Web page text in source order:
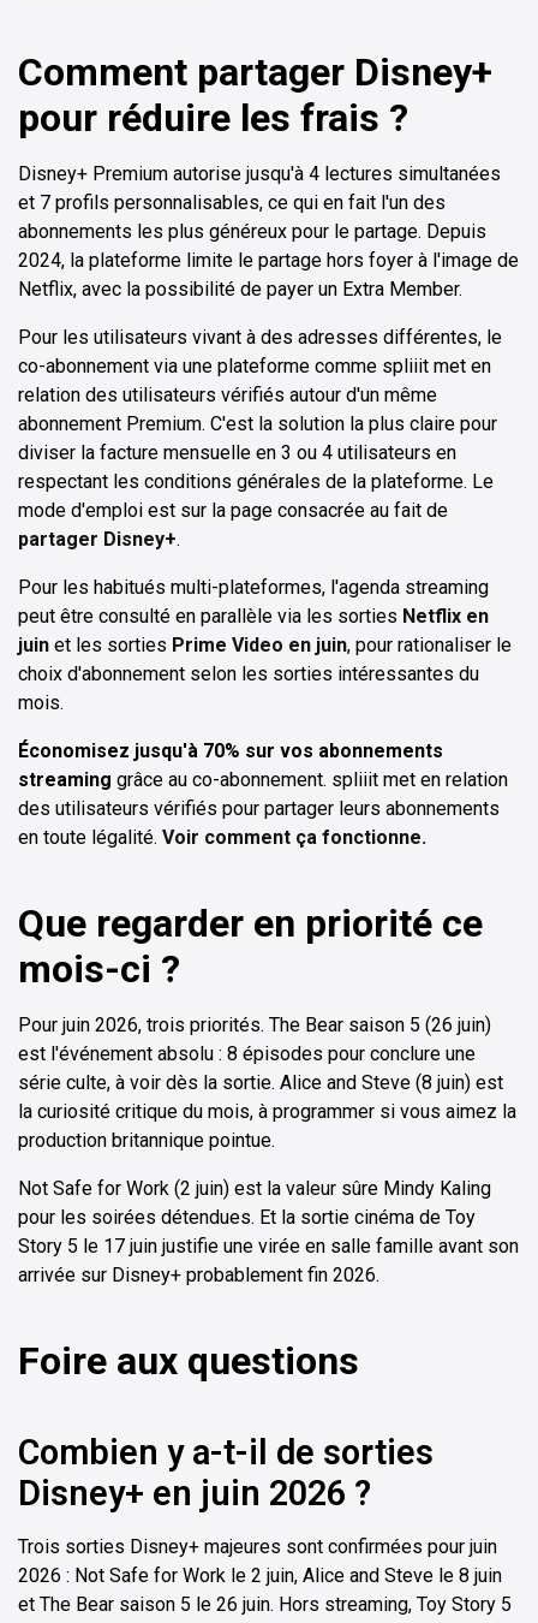
Comment partager Disney+
pour réduire les frais ?
Disney+ Premium autorise jusqu'à 4 lectures simultanées
et 7 profils personnalisables, ce qui en fait l'un des
abonnements les plus généreux pour le partage. Depuis
2024, la plateforme limite le partage hors foyer à l'image de
Netflix, avec la possibilité de payer un Extra Member.
Pour les utilisateurs vivant à des adresses différentes, le
co-abonnement via une plateforme comme spliiit met en
relation des utilisateurs vérifiés autour d'un même
abonnement Premium. C'est la solution la plus claire pour
diviser la facture mensuelle en 3 ou 4 utilisateurs en
respectant les conditions générales de la plateforme. Le
mode d'emploi est sur la page consacrée au fait de
partager Disney+.
Pour les habitués multi-plateformes, l'agenda streaming
peut être consulté en parallèle via les sorties Netflix en
juin et les sorties Prime Video en juin, pour rationaliser le
choix d'abonnement selon les sorties intéressantes du
mois.
Économisez jusqu'à 70% sur vos abonnements
streaming grâce au co-abonnement. spliiit met en relation
des utilisateurs vérifiés pour partager leurs abonnements
en toute légalité. Voir comment ça fonctionne.
Que regarder en priorité ce
mois-ci ?
Pour juin 2026, trois priorités. The Bear saison 5 (26 juin)
est l'événement absolu : 8 épisodes pour conclure une
série culte, à voir dès la sortie. Alice and Steve (8 juin) est
la curiosité critique du mois, à programmer si vous aimez la
production britannique pointue.
Not Safe for Work (2 juin) est la valeur sûre Mindy Kaling
pour les soirées détendues. Et la sortie cinéma de Toy
Story 5 le 17 juin justifie une virée en salle famille avant son
arrivée sur Disney+ probablement fin 2026.
Foire aux questions
Combien y a-t-il de sorties
Disney+ en juin 2026 ?
Trois sorties Disney+ majeures sont confirmées pour juin
2026 : Not Safe for Work le 2 juin, Alice and Steve le 8 juin
et The Bear saison 5 le 26 juin. Hors streaming, Toy Story 5